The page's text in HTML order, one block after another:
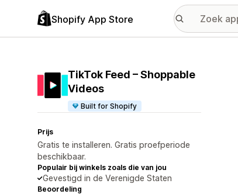
Shopify App Store
TikTok Feed – Shoppable
Videos
Built for Shopify
Prijs
Gratis te installeren. Gratis proefperiode
beschikbaar.
Populair bij winkels zoals die van jou
Gevestigd in de Verenigde Staten
Beoordeling